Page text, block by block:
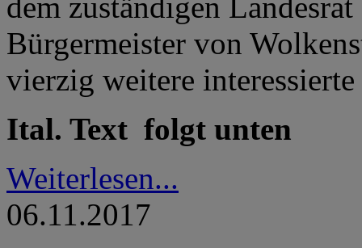
dem zuständigen
Bürgermeister von
vierzig weitere interessierte
Ital. Text folgt unten
Weiterlesen...
06.11.2017